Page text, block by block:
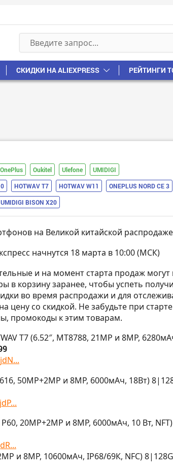
СКИДКИ НА ALIEXPRESS РЕЙТИНГИ
OnePlus Oukitel Ulefone UMIDIGI
HOTWAV T7 HOTWAV W11 ONEPLUS NORD CE 3
UMIDIGI BISON X20
на Великой китайской распродаже
начнутся 18 марта в 10:00 (МСК)
и на момент старта продаж могут
в корзину заранее, чтобы успеть
во время распродажи и для
цену со скидкой. Не забудьте при
промокоды к этим товарам.
T7 (6.52″, MT8788, 21МР и 8MP,
50МР+2МР и 8MP, 6000мАч, 18Вт)
20МР+2МР и 8MP, 6000мАч, 10 Вт,
и 8MP, 10600мАч, IP68/69К, NFC)